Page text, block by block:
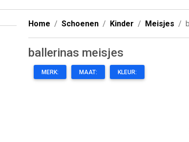
Home Schoenen Kinder Meisjes
ballerinas meisjes
MERK: MAAT: KLEUR: